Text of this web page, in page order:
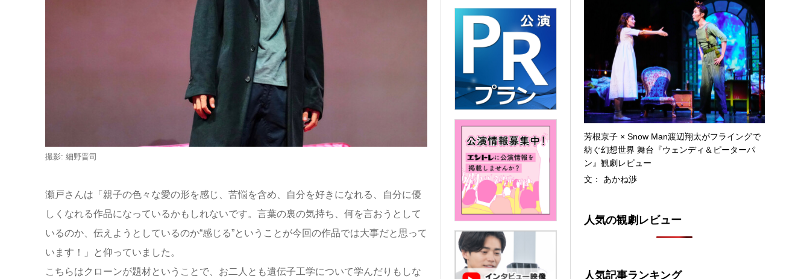
撮影: 細野晋司
瀬戸さんは「親子の色々な愛の形を感じ、苦悩を含め、自分を好きになれる、自分に優
しくなれる作品になっているかもしれないです。言葉の裏の気持ち、何を言おうとして
いるのか、伝えようとしているのか“感じる”ということが今回の作品では大事だと思って
います！」と仰っていました。
こちらはクローンが題材ということで、お二人とも遺伝子工学について学んだりもしな
芳根京子 × Snow Man渡辺翔太がフライングで
紡ぐ幻想世界 舞台『ウェンディ＆ピーターパ
ン』観劇レビュー
文： あかね渉
人気の観劇レビュー
人気記事ランキング